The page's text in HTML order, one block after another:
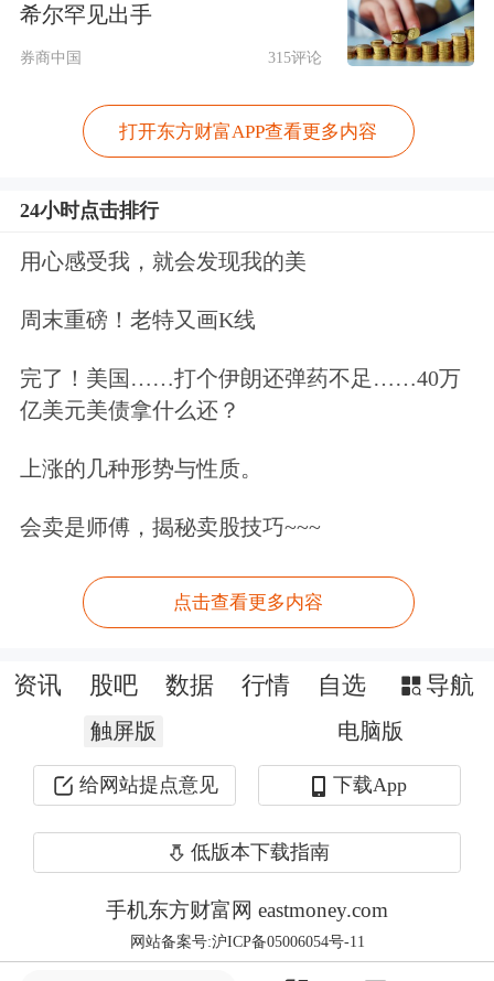
第一，七月政治局会议定调后，市场对
后续的具体政策落地充满期待。8月27
日，《关于深入实施“人工智能+”行动
的意见》的出台首次在国家层面提出AI
与实体经济深度融合的战略框架，推动
AI算力、国产软件等相关板块。第二，
属、电力设备等行业受益于业绩支撑。
强，寒武纪、工业富联
领域的投资热情。
9月市场展望：
场有望在流动性驱动下延续结构性行
情，关注基本面线索和政策预期。一方
面，2025年中报基本披露完毕，业绩线
索指引下关注结构性配置机会，业绩呈
现高景气或向好态势的行业板块值得重
点关注。同时，10月即将召开二十届四
中全会，研究制定“十五五”规划，随着
希尔罕见出手
券商中国 315评论
打开东方财富APP查看更多内容
24小时点击排行
用心感受我，就会发现我的美
周末重磅！老特又画K线
完了！美国……打个伊朗还弹药不足……40万
亿美元美债拿什么还？
上涨的几种形势与性质。
会卖是师傅，揭秘卖股技巧~~~
点击查看更多内容
资讯 股吧 数据 行情 自选 导航
触屏版 电脑版
给网站提点意见 下载App
低版本下载指南
手机东方财富网 eastmoney.com
网站备案号:沪ICP备05006054号-11